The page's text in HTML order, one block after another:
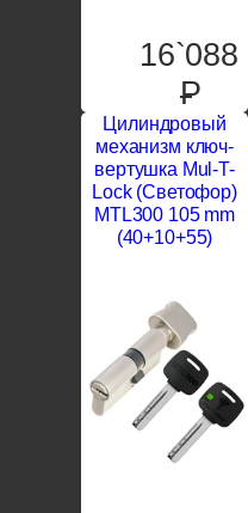
16`088
P
Цилиндровый
механизм ключ-
вертушка Mul-T-
Lock (Светофор)
MTL300 105 mm
(40+10+55)